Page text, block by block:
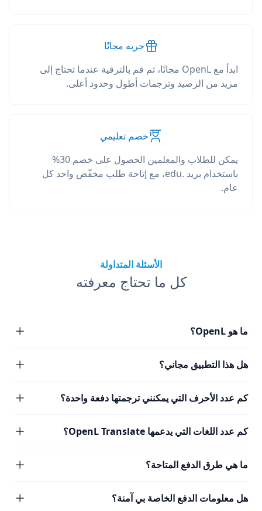
جربه مجانًا
ابدأ مع OpenL مجانًا، ثم قم بالترقية عندما تحتاج إلى
مزيد من الرصيد وترجمات أطول وحدود أعلى.
خصم تعليمي
يمكن للطلاب والمعلمين الحصول على خصم 30%
باستخدام بريد .edu، مع إتاحة طلب مخفّض واحد كل
عام.
الأسئلة المتداولة
كل ما تحتاج معرفته
ما هو OpenL؟
هل هذا التطبيق مجاني؟
كم عدد الأحرف التي يمكنني ترجمتها دفعة واحدة؟
كم عدد اللغات التي يدعمها OpenL Translate؟
ما هي طرق الدفع المتاحة؟
هل معلومات الدفع الخاصة بي آمنة؟